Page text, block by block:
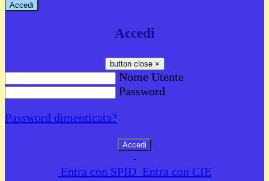
Accedi
Accedi
button close ×
Nome Utente
Password
Password dimenticata?
-
Entra con SPID Entra con CIE